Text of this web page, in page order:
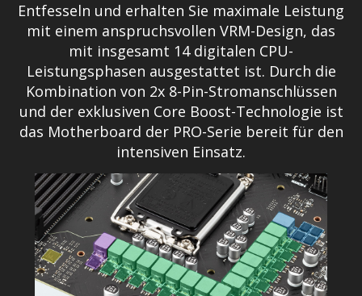
Entfesseln und erhalten Sie maximale Leistung
mit einem anspruchsvollen VRM-Design, das
mit insgesamt 14 digitalen CPU-
Leistungsphasen ausgestattet ist. Durch die
Kombination von 2x 8-Pin-Stromanschlüssen
und der exklusiven Core Boost-Technologie ist
das Motherboard der PRO-Serie bereit für den
intensiven Einsatz.